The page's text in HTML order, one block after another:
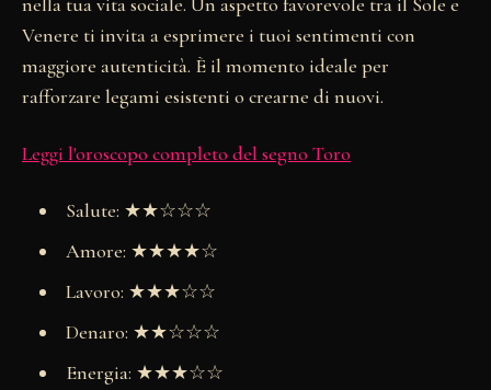
Venere ti invita a esprimere i tuoi sentimenti con
maggiore autenticità. È il momento ideale per
rafforzare legami esistenti o crearne di nuovi.
Leggi l'oroscopo completo del segno Toro
Salute: ★★☆☆☆
Amore: ★★★★☆
Lavoro: ★★★☆☆
Denaro: ★★☆☆☆
Energia: ★★★☆☆